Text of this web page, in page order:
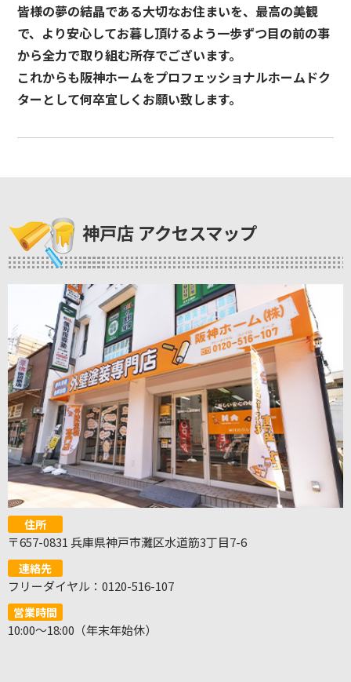
皆様の夢の結晶である大切なお住まいを、最高の美観
で、より安心してお暮し頂けるよう一歩ずつ目の前の事
から全力で取り組む所存でございます。
これからも阪神ホームをプロフェッショナルホームドク
ターとして何卒宜しくお願い致します。
神戸店 アクセスマップ
住所
〒657-0831 兵庫県神戸市灘区水道筋3丁目7-6
連絡先
フリーダイヤル：0120-516-107
営業時間
10:00～18:00（年末年始休）